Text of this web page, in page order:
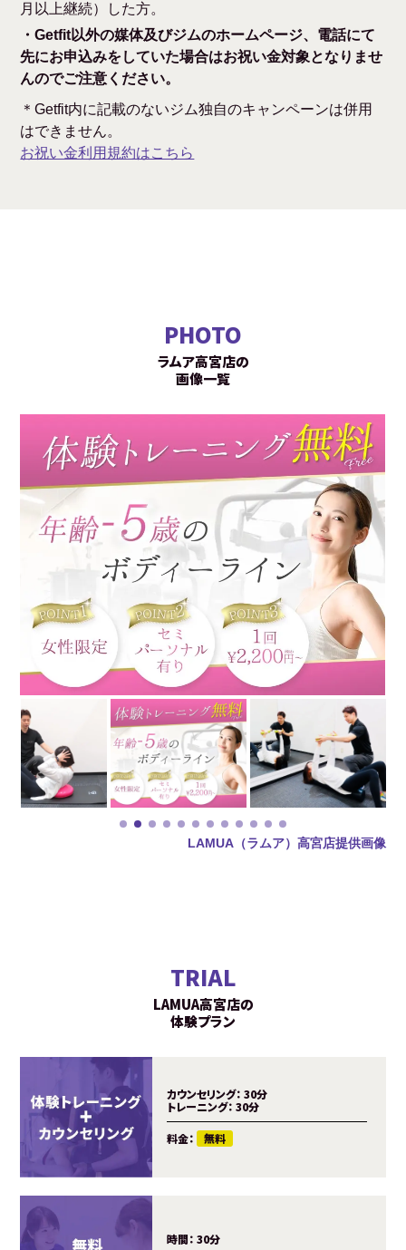
月以上継続）した方。
・Getfit以外の媒体及びジムのホームページ、電話にて
先にお申込みをしていた場合はお祝い金対象となりませ
んのでご注意ください。
＊Getfit内に記載のないジム独自のキャンペーンは併用
はできません。
お祝い金利用規約はこちら
PHOTO
ラムア高宮店の
画像一覧
LAMUA（ラムア）高宮店提供画像
TRIAL
LAMUA高宮店の
体験プラン
カウンセリング： 30分
トレーニング： 30分
料金： 無料
時間： 30分